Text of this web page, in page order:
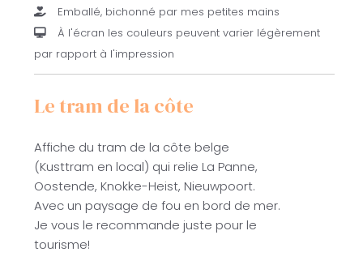
Emballé, bichonné par mes petites mains
À l'écran les couleurs peuvent varier légèrement
par rapport à l'impression
Le tram de la côte
Affiche du tram de la côte belge
(Kusttram en local) qui relie La Panne,
Oostende, Knokke-Heist, Nieuwpoort.
Avec un paysage de fou en bord de mer.
Je vous le recommande juste pour le
tourisme!